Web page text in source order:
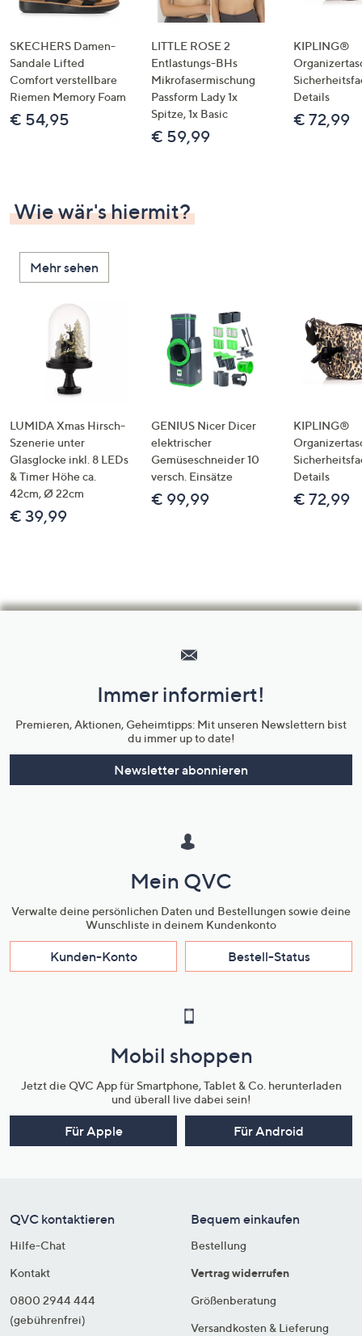
SKECHERS Damen-
Sandale Lifted
Comfort verstellbare
Riemen Memory Foam
€ 54,95
LITTLE ROSE 2
Entlastungs-BHs
Mikrofasermischung
Passform Lady 1x
Spitze, 1x Basic
€ 59,99
KIPLING®
Details
€ 72,99
Wie wär's hiermit?
Mehr sehen
LUMIDA Xmas Hirsch-
Szenerie unter
Glasglocke inkl. 8 LEDs
& Timer Höhe ca.
42cm, Ø 22cm
€ 39,99
GENIUS Nicer Dicer
elektrischer
Gemüseschneider 10
versch. Einsätze
€ 99,99
KIPLING®
Details
€ 72,99
Unternehmensinformationen
Immer informiert!
Premieren, Aktionen, Geheimtipps: Mit unseren Newslettern bist
du immer up to date!
Newsletter abonnieren
Mein QVC
Verwalte deine persönlichen Daten und Bestellungen sowie deine
Wunschliste in deinem Kundenkonto
Kunden-Konto Bestell-Status
Mobil shoppen
Jetzt die QVC App für Smartphone, Tablet & Co. herunterladen
und überall live dabei sein!
Für Apple Für Android
QVC kontaktieren
Hilfe-Chat
Kontakt
0800 2944 444
(gebührenfrei)
Bequem einkaufen
Bestellung
Vertrag widerrufen
Größenberatung
Versandkosten & Lieferung